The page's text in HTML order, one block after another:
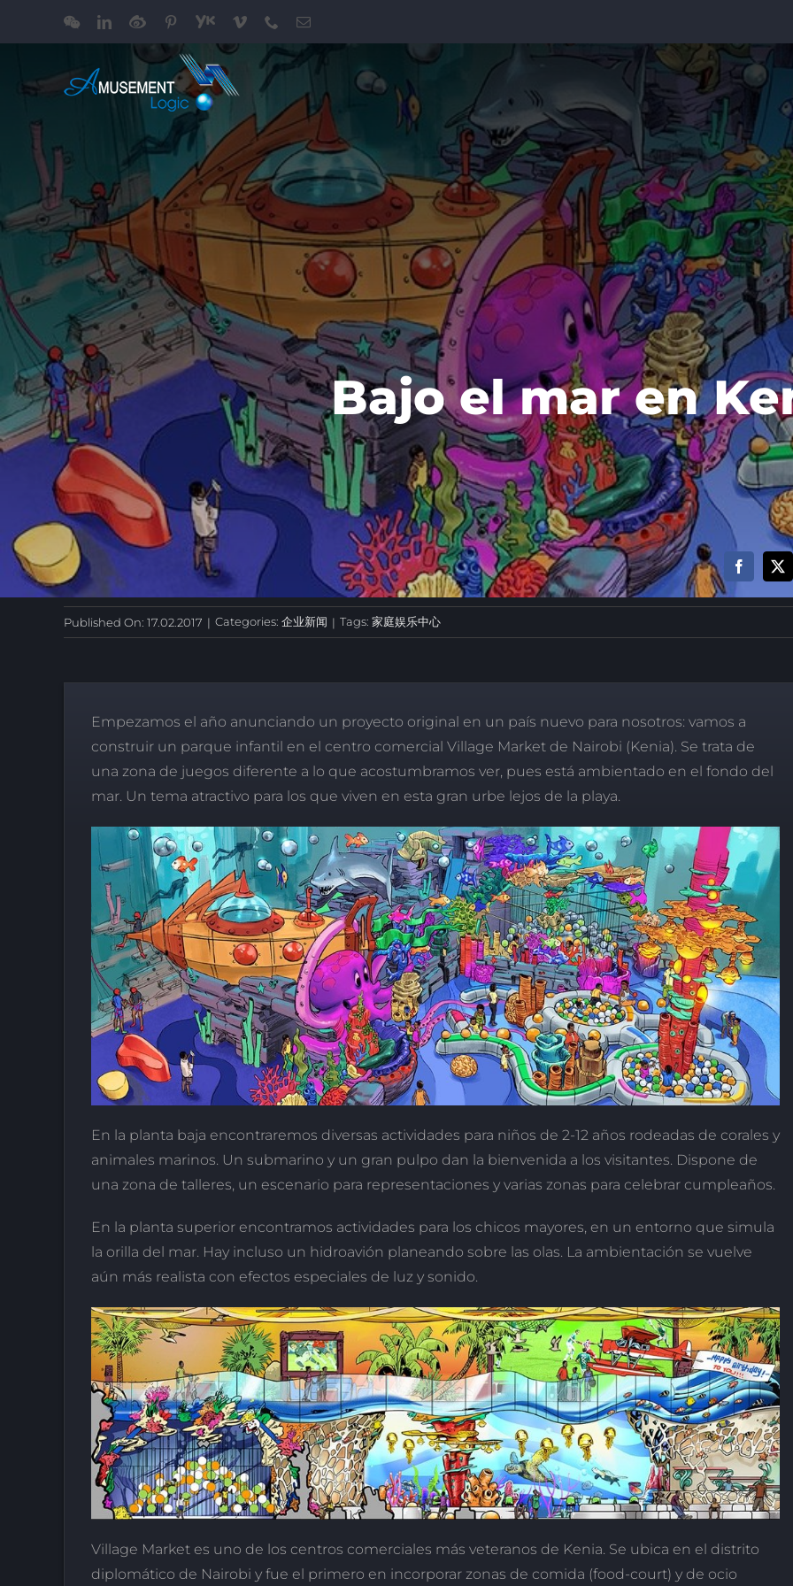
WeChatLinkedIn
Weibo Pinterest
Youku Vimeo Phone电
Bajo el mar en
Published On: 17.02.2017 | Categories: 企业新闻 | Tags: 家庭娱乐中心
Empezamos el año anunciando un proyecto original en un país nuevo para nosotros: vamos a
construir un parque infantil en el centro comercial Village Market de Nairobi (Kenia). Se trata de
una zona de juegos diferente a lo que acostumbramos ver, pues está ambientado en el fondo del
mar. Un tema atractivo para los que viven en esta gran urbe lejos de la playa.
En la planta baja encontraremos diversas actividades para niños de 2-12 años rodeadas de corales y
animales marinos. Un submarino y un gran pulpo dan la bienvenida a los visitantes. Dispone de
una zona de talleres, un escenario para representaciones y varias zonas para celebrar cumpleaños.
En la planta superior encontramos actividades para los chicos mayores, en un entorno que simula
la orilla del mar. Hay incluso un hidroavión planeando sobre las olas. La ambientación se vuelve
aún más realista con efectos especiales de luz y sonido.
Village Market es uno de los centros comerciales más veteranos de Kenia. Se ubica en el distrito
diplomático de Nairobi y fue el primero en incorporar zonas de comida (food-court) y de ocio